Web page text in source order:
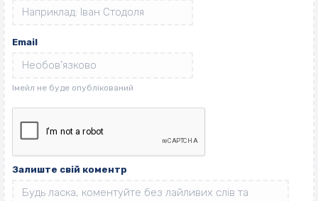
Email
Залиште свій коментр